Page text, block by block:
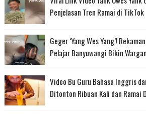
Penjelasan Tren Ramai di TikTok
Geger ‘Yang Wes Yang’!
Pelajar Banyuwangi Bikin
Video Bu Guru Bahasa Inggris
Ditonton Ribuan Kali dan Ramai